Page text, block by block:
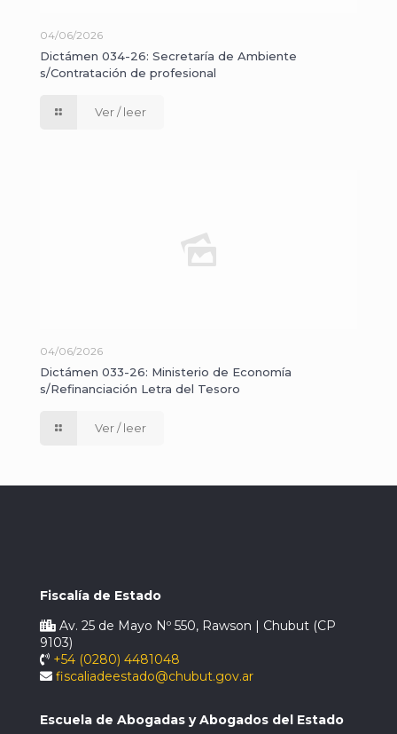
04/06/2026
Dictámen 034-26: Secretaría de Ambiente
s/Contratación de profesional
Ver / leer
04/06/2026
Dictámen 033-26: Ministerio de Economía
s/Refinanciación Letra del Tesoro
Ver / leer
Fiscalía de Estado
Av. 25 de Mayo Nº 550, Rawson | Chubut (CP
9103)
+54 (0280) 4481048
fiscaliadeestado@chubut.gov.ar
Escuela de Abogadas y Abogados del Estado